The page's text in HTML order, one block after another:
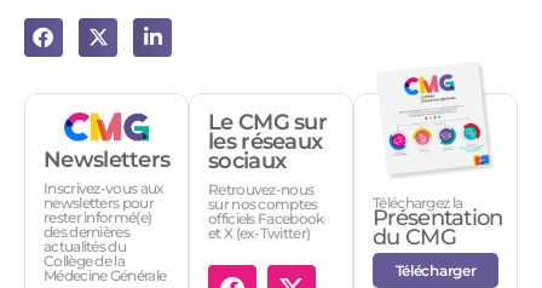
Newsletters
Inscrivez-vous aux
newsletters pour
rester informé(e)
des dernières
actualités du
Collège de la
Médecine Générale
Le CMG sur
les réseaux
sociaux
Retrouvez-nous
sur nos comptes
officiels Facebook
et X (ex-Twitter)
Téléchargez la
Présentation
du CMG
Télécharger